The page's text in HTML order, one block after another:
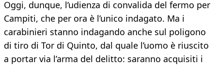
Oggi, dunque, l’udienza di convalida del fermo per
Campiti, che per ora è l’unico indagato. Ma i
carabinieri stanno indagando anche sul poligono
di tiro di Tor di Quinto, dal quale l’uomo è riuscito
a portar via l’arma del delitto: saranno acquisiti i